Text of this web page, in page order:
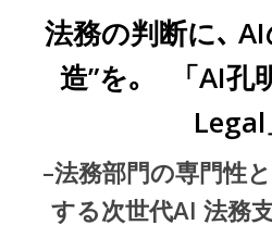
法務の判断に､ AI
造”を｡ 「AI孔
Legal
–法務部門の専門性
する次世代AI 法務